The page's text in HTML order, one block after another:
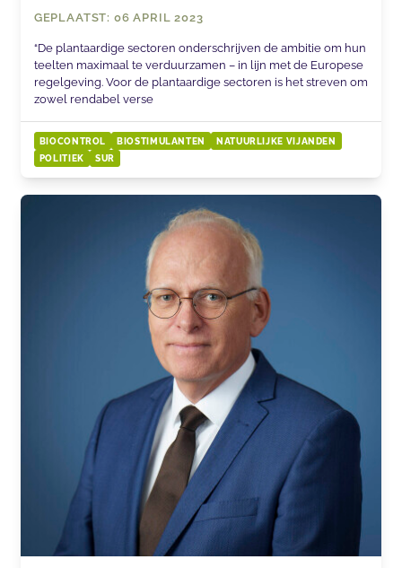
GEPLAATST: 06 APRIL 2023
“De plantaardige sectoren onderschrijven de ambitie om hun
teelten maximaal te verduurzamen – in lijn met de Europese
regelgeving. Voor de plantaardige sectoren is het streven om
zowel rendabel verse
BIOCONTROL BIOSTIMULANTEN
NATUURLIJKE VIJANDEN
POLITIEK
SUR